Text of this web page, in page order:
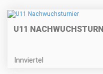
U11
Innviertel